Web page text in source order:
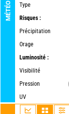
MÉTÉO
Type
Risques :
Précipitation
Orage
Luminosité :
Visibilité
Pression
UV